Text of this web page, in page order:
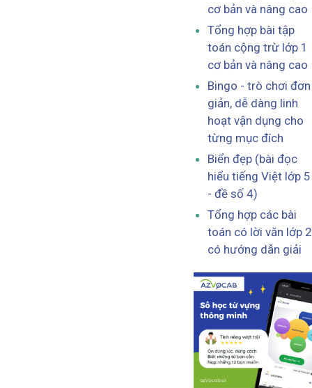
cơ bản và nâng cao
Tổng hợp bài tập
toán cộng trừ lớp 1
cơ bản và nâng cao
Bingo - trò chơi đơn
giản, dễ dàng linh
hoạt vận dụng cho
từng mục đích
Biển đẹp (bài đọc
hiểu tiếng Việt lớp 5
- đề số 4)
Tổng hợp các bài
toán có lời văn lớp 2
có hướng dẫn giải